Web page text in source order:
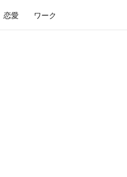
恋愛 ワーク